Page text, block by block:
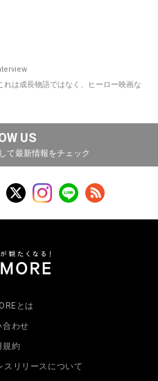
は成長物語ではなく、ヒーロー映画な
US
て最新情報をチェック
とは
合わせ
規約
リリースについて